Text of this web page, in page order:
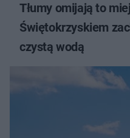
Tłumy omijają to
Świętokrzyskiem
czystą wodą